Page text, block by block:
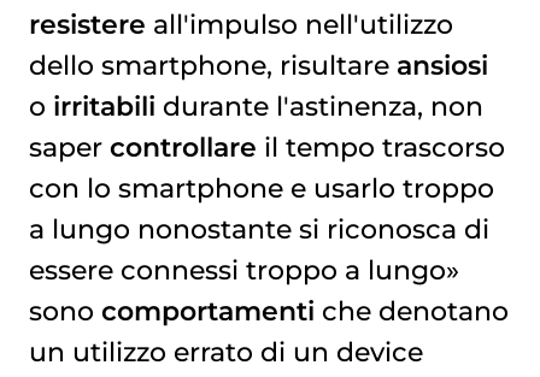
resistere all'impulso nell'utilizzo
dello smartphone, risultare ansiosi
o irritabili durante l'astinenza, non
saper controllare il tempo trascorso
con lo smartphone e usarlo troppo
a lungo nonostante si riconosca di
essere connessi troppo a lungo»
sono comportamenti che denotano
un utilizzo errato di un device